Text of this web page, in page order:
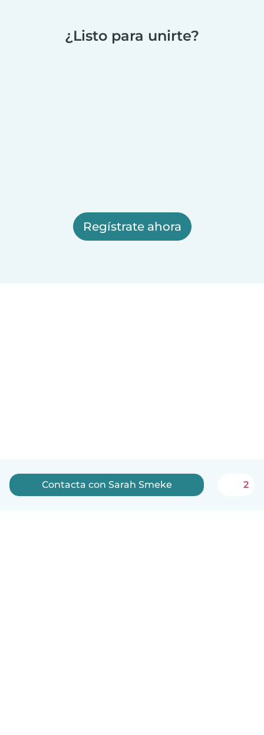
¿Listo para unirte?
Regístrate ahora
Contacta con Sarah Smeke 2